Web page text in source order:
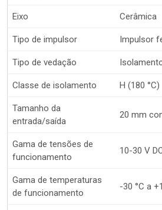
Eixo Cerâmica
Tipo de impulsor Impulsor
Tipo de vedação
Classe de isolamento H (180 °C)
Tamanho da
entrada/saída
20 mm
Gama de tensões de
funcionamento
10-30 V
Gama de temperaturas
de funcionamento
-30 °C a